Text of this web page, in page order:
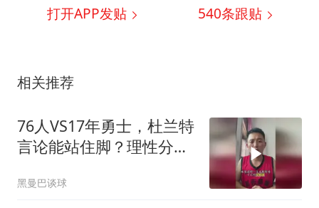
打开APP发贴 540条跟贴
相关推荐
76人VS17年勇士，杜兰特
言论能站住脚？理性分析
黑曼巴谈球